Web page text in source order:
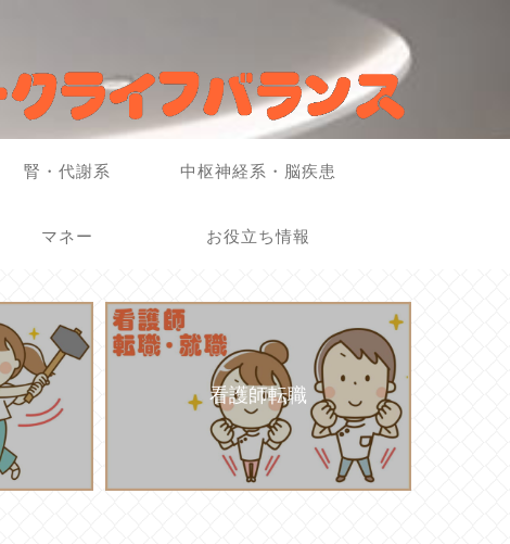
腎・代謝系 中枢神経系・脳疾患
マネー お役立ち情報
看護師転職